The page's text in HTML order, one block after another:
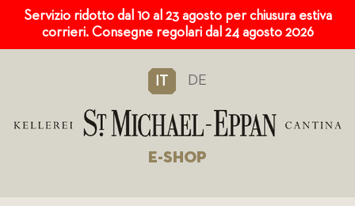
Servizio ridotto dal 10 al 23 agosto per chiusura estiva
corrieri. Consegne regolari dal 24 agosto 2026
IT DE
E-SHOP